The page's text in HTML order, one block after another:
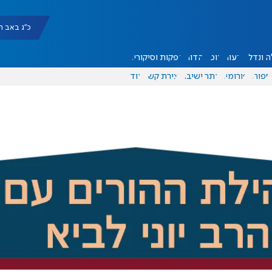
כ"ג באב תשפ"ו
ונדל"ן דעות אוכל יהדות הפקות וסיקורים
ספורט פורומים אתר ישיבה יצירת קשר עוד